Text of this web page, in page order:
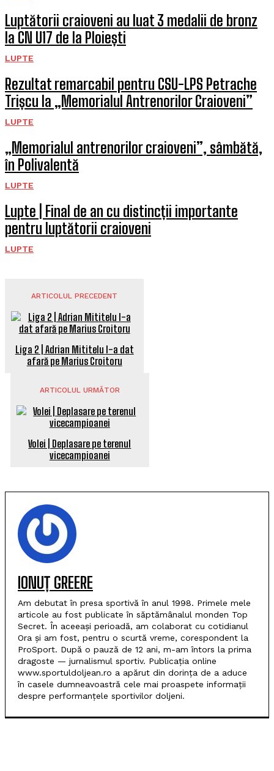
Luptătorii craioveni au luat 3 medalii de bronz
la CN U17 de la Ploiești
LUPTE
Rezultat remarcabil pentru CSU-LPS Petrache
Trișcu la „Memorialul Antrenorilor Craioveni”
LUPTE
„Memorialul antrenorilor craioveni”, sâmbătă,
în Polivalentă
LUPTE
Lupte | Final de an cu distincții importante
pentru luptătorii craioveni
LUPTE
ARTICOLUL PRECEDENT
Liga 2 | Adrian Mititelu l-a dat
afară pe Marius Croitoru
ARTICOLUL URMĂTOR
Volei | Deplasare pe terenul
vicecampioanei
IONUȚ GREERE
Am debutat în presa sportivă în anul 1998. Primele mele
articole au fost publicate în săptămânalul monden Top
Secret. În aceeași perioadă, am colaborat cu cotidianul
Ora și am fost, pentru o scurtă vreme, corespondent la
ProSport. După o pauză de 12 ani, m-am întors la prima
dragoste — jurnalismul sportiv. Publicația online
www.sportuldoljean.ro a apărut din dorința de a aduce
în casele dumneavoastră cele mai proaspete informații
despre performanțele sportivilor doljeni.